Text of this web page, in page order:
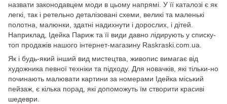
назвати законодавцем моди в цьому напрямі. У її каталозі є як
легкі, так і ретельно деталізовані схеми, великі та маленькі
полотна, малюнки, здатні надихнути і дорослих, і дітей.
Наприклад, Ідейка Париж та її види давно лідирують у списку-
топ продажів нашого інтернет-магазину Raskraski.com.ua.
Як і будь-який інший вид мистецтва, живопис вимагає від
художника певної техніки та підходу. Для новачків, які тільки-но
починають малювати картини за номерами Ідейка міський
пейзаж, є кілька порад, які допоможуть їм створити красиві
шедеври.